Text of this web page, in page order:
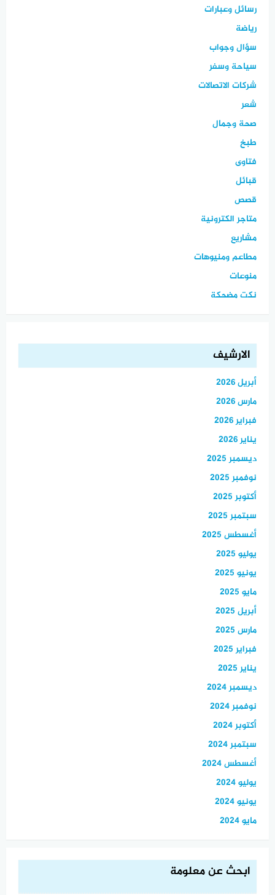
رسائل وعبارات
رياضة
سؤال وجواب
سياحة وسفر
شركات الاتصالات
شعر
صحة وجمال
طبخ
فتاوى
قبائل
قصص
متاجر الكترونية
مشاريع
مطاعم ومنيوهات
منوعات
نكت مضحكة
الارشيف
أبريل 2026
مارس 2026
فبراير 2026
يناير 2026
ديسمبر 2025
نوفمبر 2025
أكتوبر 2025
سبتمبر 2025
أغسطس 2025
يوليو 2025
يونيو 2025
مايو 2025
أبريل 2025
مارس 2025
فبراير 2025
يناير 2025
ديسمبر 2024
نوفمبر 2024
أكتوبر 2024
سبتمبر 2024
أغسطس 2024
يوليو 2024
يونيو 2024
مايو 2024
ابحث عن معلومة